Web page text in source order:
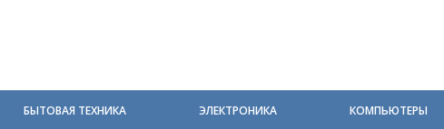
БЫТОВАЯ ТЕХНИКА ЭЛЕКТРОНИКА КОМПЬЮТЕРЫ